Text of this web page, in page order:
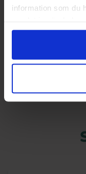
information som du
M&Ms Honey